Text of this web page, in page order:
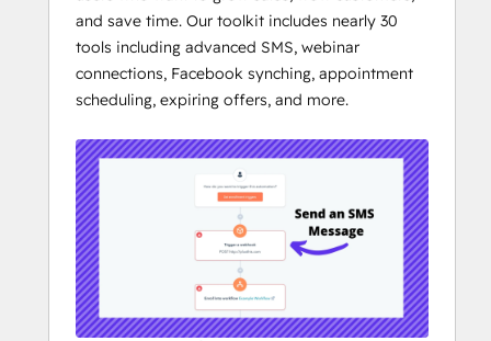
and save time. Our toolkit includes nearly 30
tools including advanced SMS, webinar
connections, Facebook synching, appointment
scheduling, expiring offers, and more.